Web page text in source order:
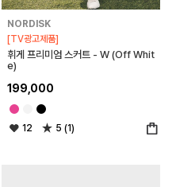
NORDISK
[TV광고제품]
휘게 프리미엄 스커트 - W (Off Whit
e)
199,000
12 5 (1)